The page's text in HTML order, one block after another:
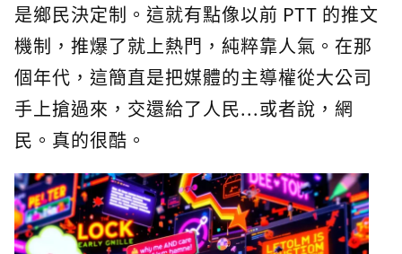
是鄉民決定制。這就有點像以前 PTT 的推文
機制，推爆了就上熱門，純粹靠人氣。在那
個年代，這簡直是把媒體的主導權從大公司
手上搶過來，交還給了人民...或者說，網
民。真的很酷。